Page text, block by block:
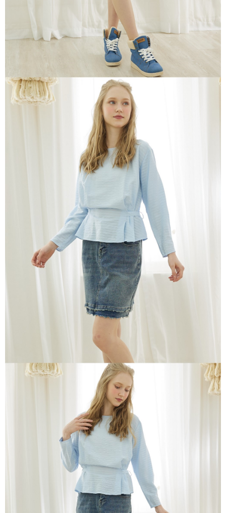
時審查核予不同之上限額度；若仍有額度不足之情形，本公司將視審查結果
５．嚴禁一人註冊多個帳號或使用他人資訊註冊。若發現惡意使用之情形，
恩沛科技股份有限公司將有權停止該用戶之使用額度並採取法律行動。